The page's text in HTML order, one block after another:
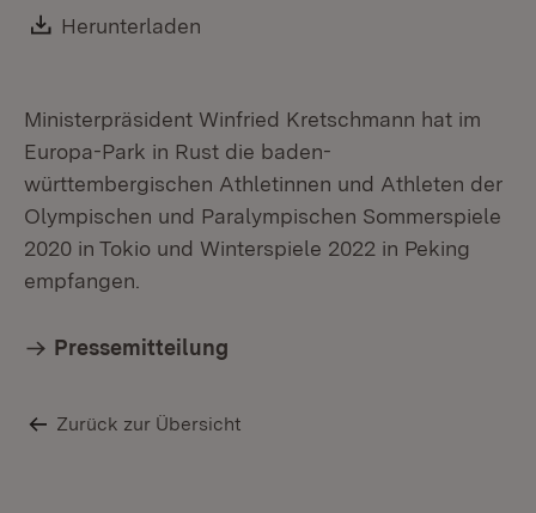
Download:
Herunterladen
Ministerpräsident Winfried Kretschmann hat im
Europa-Park in Rust die baden-
württembergischen Athletinnen und Athleten der
Olympischen und Paralympischen Sommerspiele
2020 in Tokio und Winterspiele 2022 in Peking
empfangen.
Pressemitteilung
Zurück zur Übersicht